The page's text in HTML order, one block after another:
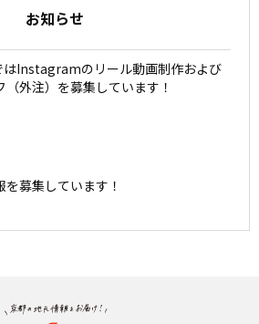
お知らせ
はInstagramのリール動画制作および
外注）を募集しています！
募集しています！